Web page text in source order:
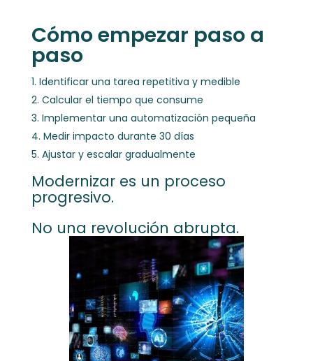
Cómo empezar paso a
paso
Identificar una tarea repetitiva y medible
Calcular el tiempo que consume
Implementar una automatización pequeña
Medir impacto durante 30 días
Ajustar y escalar gradualmente
Modernizar es un proceso
progresivo.
No una revolución abrupta.